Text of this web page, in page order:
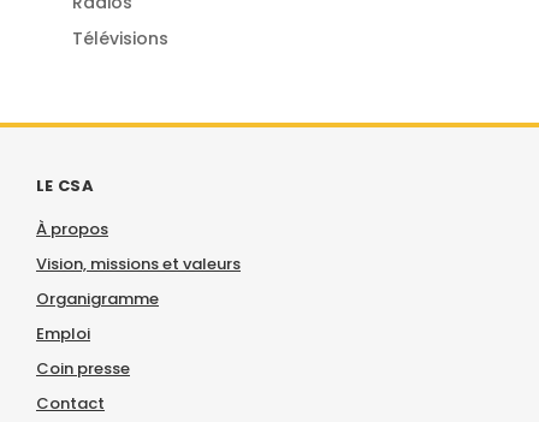
Télévisions
LE CSA
À propos
Vision, missions et valeurs
Organigramme
Emploi
Coin presse
Contact